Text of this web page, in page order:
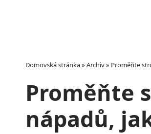
Domovská stránka» Archiv» Proměňte
Proměňte
nápadů,